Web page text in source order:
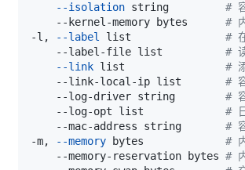
--isolation string #
    --kernel-memory bytes
#
-l,
--label list #
    --label-file list
#
--link list #
    --link-local-ip list
#
    --log-driver string
#
    --log-opt list
#
    --mac-address string
#
-m,
--memory bytes #
    --memory-reservation bytes
#